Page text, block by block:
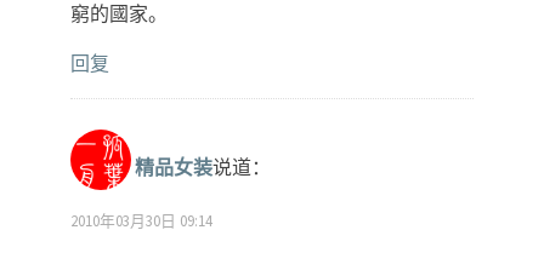
窮的國家。
回复
精品女装说道：
2010年03月30日 09:14